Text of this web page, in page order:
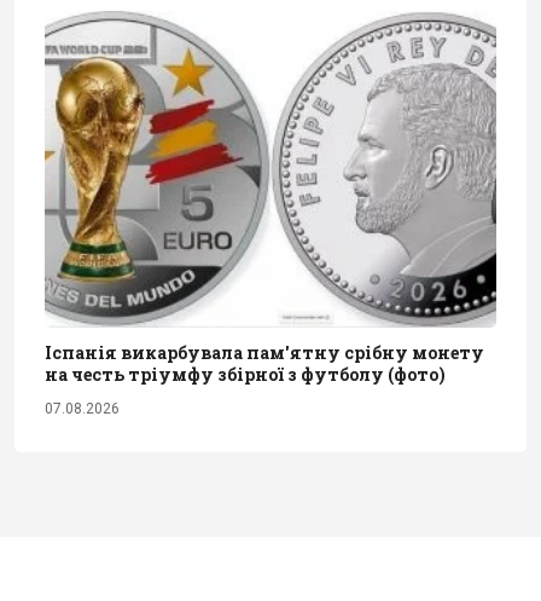
Іспанія викарбувала пам'ятну срібну монету
на честь тріумфу збірної з футболу (фото)
07.08.2026